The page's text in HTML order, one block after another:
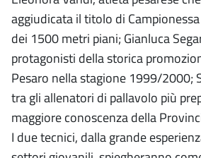
aggiudicata il titolo di
dei 1500 metri piani; Gianluca
protagonisti della storica
Pesaro nella stagione 1999/2000;
tra gli allenatori di pallavolo più
maggiore conoscenza della
I due tecnici, dalla grande